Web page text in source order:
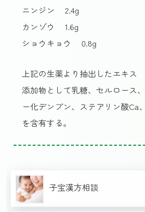
子宝漢方相談
ニンジン
2.4g
カンゾウ
1.6g
ショウキョウ
0.8g
上記の生薬より抽出したエキス
添加物として乳糖、セルロース
ー化デンプン、ステアリン酸Ca
を含有する。